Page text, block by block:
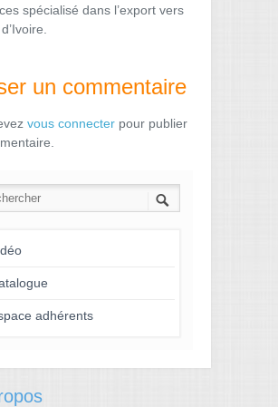
spécialisé dans l’export vers
un commentaire
vous connecter pour publier
adhérents